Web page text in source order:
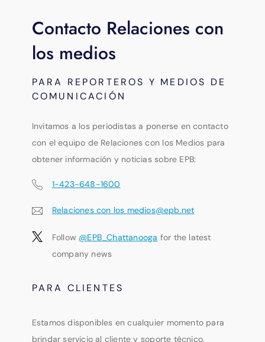
Contacto Relaciones con
los medios
PARA REPORTEROS Y MEDIOS DE
COMUNICACIÓN
Invitamos a los periodistas a ponerse en contacto
con el equipo de Relaciones con los Medios para
obtener información y noticias sobre EPB:
1-423-648-1600
Relaciones con los medios@epb.net
Follow @EPB_Chattanooga for the latest
company news
PARA CLIENTES
Estamos disponibles en cualquier momento para
brindar servicio al cliente y soporte técnico.